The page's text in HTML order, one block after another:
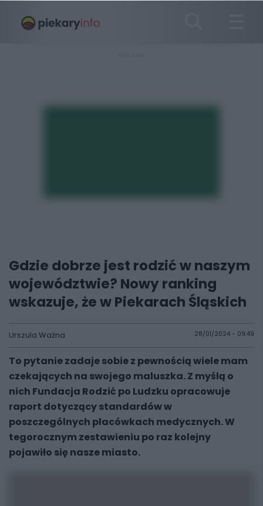
Gdzie dobrze jest rodzić w naszym
województwie? Nowy ranking
wskazuje, że w Piekarach Śląskich
Urszula Ważna 28/01/2024 - 09:49
To pytanie zadaje sobie z pewnością wiele mam
czekających na swojego maluszka. Z myślą o
nich Fundacja Rodzić po Ludzku opracowuje
raport dotyczący standardów w
poszczególnych placówkach medycznych. W
tegorocznym zestawieniu po raz kolejny
pojawiło się nasze miasto.